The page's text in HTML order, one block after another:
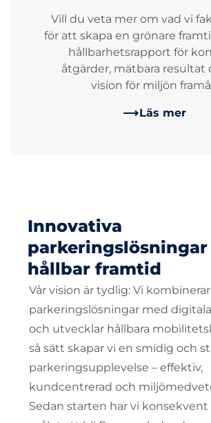
Vill du veta mer om vad vi
för att skapa en grönare
hållbarhetsrapport för
åtgärder, mätbara resultat
vision för miljön
Läs mer
Innovativa
hållbar framtid
Vår vision är tydlig: Vi
parkeringslösningar med
och utvecklar hållbara
så sätt skapar vi en smidig och
parkeringsupplevelse – effektiv,
kundcentrerad och
Sedan starten har vi